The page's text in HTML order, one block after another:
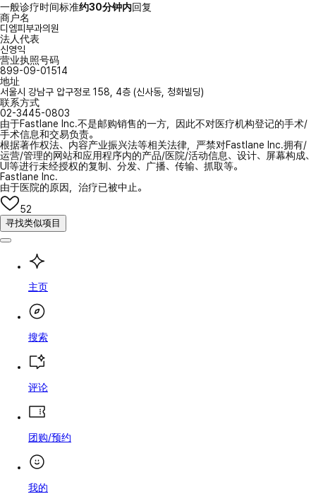
一般诊疗时间标准约30分钟内回复
商户名
디엠피부과의원
法人代表
신영익
营业执照号码
899-09-01514
地址
서울시 강남구 압구정로 158, 4층 (신사동, 청화빌딩)
联系方式
02-3445-0803
由于Fastlane Inc.不是邮购销售的一方，因此不对医疗机构登记的手术/
手术信息和交易负责。
根据著作权法、内容产业振兴法等相关法律，严禁对Fastlane Inc.拥有/
运营/管理的网站和应用程序内的产品/医院/活动信息、设计、屏幕构成、
UI等进行未经授权的复制、分发、广播、传输、抓取等。
Fastlane Inc.
由于医院的原因，治疗已被中止。
52
寻找类似项目
主页
搜索
评论
团购/预约
我的